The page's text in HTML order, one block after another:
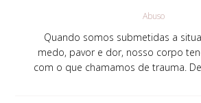
BLOG
SOBRE
Abuso
Quando somos submetidas a
medo, pavor e dor, nosso corpo
com o que chamamos de trauma.